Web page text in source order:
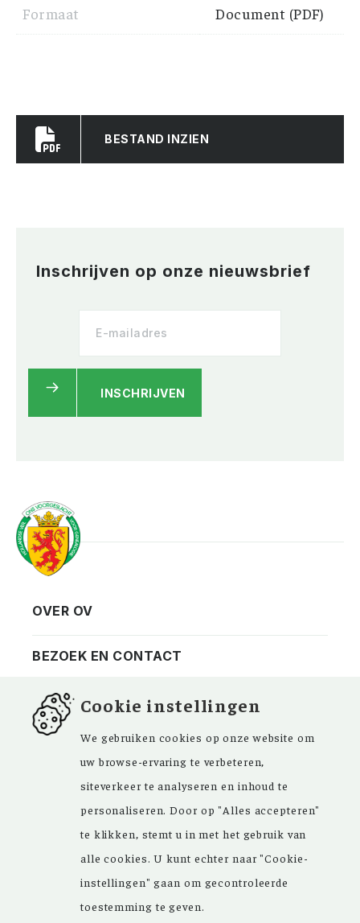
Formaat Document (PDF)
BESTAND INZIEN
Inschrijven op onze nieuwsbrief
INSCHRIJVEN
Vereniging
Privacy
ANBI
Contact
Bezoekadres
Vraag en antwoord
OVER OV
BEZOEK EN CONTACT
NIEUWSBRIEF
FACEBOOK
Kom ‘Ons Voorgeslacht’ versterken. Sinds de
oprichting in 1946 zijn de inspirerende
artikelen in ons maandblad en meer dan
15.000 bestanden in onze databank een
Cookie instellingen
We gebruiken cookies op onze website om
uw browse-ervaring te verbeteren,
siteverkeer te analyseren en inhoud te
personaliseren. Door op "Alles accepteren"
te klikken, stemt u in met het gebruik van
alle cookies. U kunt echter naar "Cookie-
instellingen" gaan om gecontroleerde
toestemming te geven.